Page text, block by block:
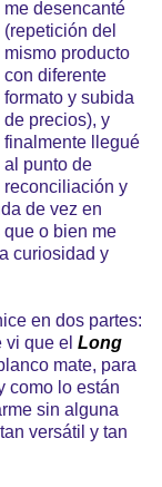
me desencanté
(repetición del
mismo producto
con diferente
formato y subida
de precios), y
finalmente llegué
al punto de
reconciliación y
de vez en
o bien me
curiosidad y
en dos partes:
que el Long
mate, para
como lo están
sin alguna
versátil y tan